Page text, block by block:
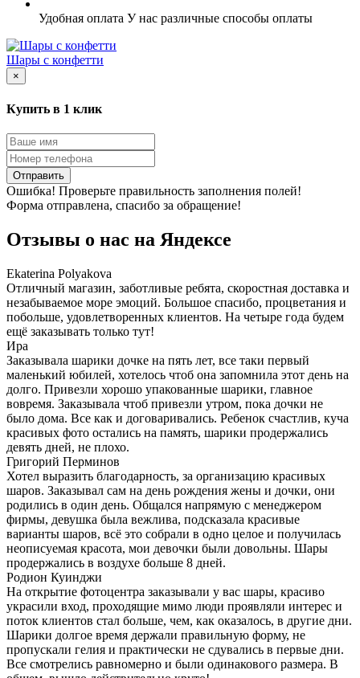
Удобная оплата У нас различные способы оплаты
Шары с конфетти
×
Купить в 1 клик
Отправить
Ошибка! Проверьте правильность заполнения полей!
Форма отправлена, спасибо за обращение!
Отзывы о нас на Яндексе
Ekaterina Polyakova
Отличный магазин, заботливые ребята, скоростная доставка и
незабываемое море эмоций. Большое спасибо, процветания и
побольше, удовлетворенных клиентов. На четыре года будем
ещё заказывать только тут!
Ира
Заказывала шарики дочке на пять лет, все таки первый
маленький юбилей, хотелось чтоб она запомнила этот день на
долго. Привезли хорошо упакованные шарики, главное
вовремя. Заказывала чтоб привезли утром, пока дочки не
было дома. Все как и договаривались. Ребенок счастлив, куча
красивых фото остались на память, шарики продержались
девять дней, не плохо.
Григорий Перминов
Хотел выразить благодарность, за организацию красивых
шаров. Заказывал сам на день рождения жены и дочки, они
родились в один день. Общался напрямую с менеджером
фирмы, девушка была вежлива, подсказала красивые
варианты шаров, всё это собрали в одно целое и получилась
неописуемая красота, мои девочки были довольны. Шары
продержались в воздухе больше 8 дней.
Родион Куинджи
На открытие фотоцентра заказывали у вас шары, красиво
украсили вход, проходящие мимо люди проявляли интерес и
поток клиентов стал больше, чем, как оказалось, в другие дни.
Шарики долгое время держали правильную форму, не
пропускали гелия и практически не сдувались в первые дни.
Все смотрелись равномерно и были одинакового размера. В